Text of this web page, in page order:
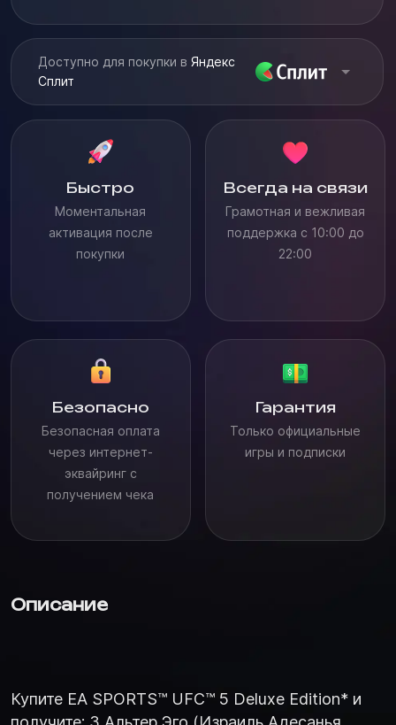
Доступно для покупки в Яндекс
Сплит
Быстро
Моментальная
активация после
покупки
Всегда на связи
Грамотная и вежливая
поддержка с 10:00 до
22:00
Безопасно
Безопасная оплата
через интернет-
эквайринг с
получением чека
Гарантия
Только официальные
игры и подписки
Описание
Купите EA SPORTS™ UFC™ 5 Deluxe Edition* и